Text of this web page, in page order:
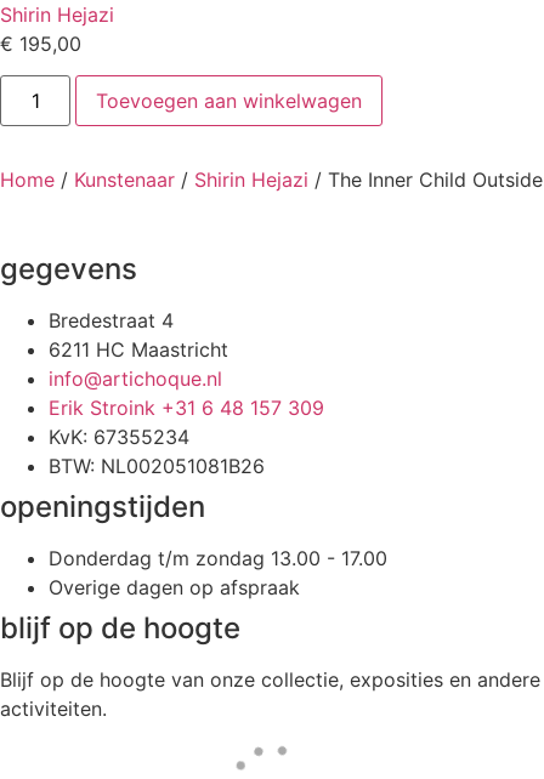
Shirin Hejazi
€ 195,00
The
Inner
Child
Toevoegen aan winkelwagen
Home / Kunstenaar / Shirin Hejazi / The Inner Child Outside
gegevens
Bredestraat 4
6211 HC Maastricht
info@artichoque.nl
Erik Stroink +31 6 48 157 309
KvK: 67355234
BTW: NL002051081B26
openingstijden
Donderdag t/m zondag 13.00 - 17.00
Overige dagen op afspraak
blijf op de hoogte
Blijf op de hoogte van onze collectie, exposities en andere
activiteiten.